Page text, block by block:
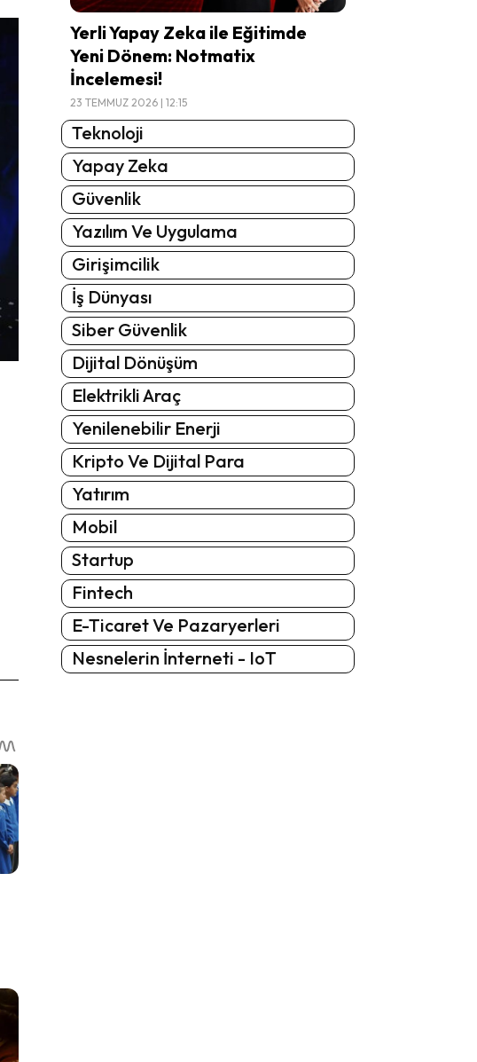
Yerli Yapay Zeka ile Eğitimde
Yeni Dönem: Notmatix
İncelemesi!
23 TEMMUZ 2026 | 12:15
Teknoloji
Yapay Zeka
Güvenlik
Yazılım Ve Uygulama
Girişimcilik
İş Dünyası
Siber Güvenlik
Dijital Dönüşüm
Elektrikli Araç
Yenilenebilir Enerji
Kripto Ve Dijital Para
Yatırım
Mobil
Startup
Fintech
E-Ticaret Ve Pazaryerleri
Nesnelerin İnterneti - IoT